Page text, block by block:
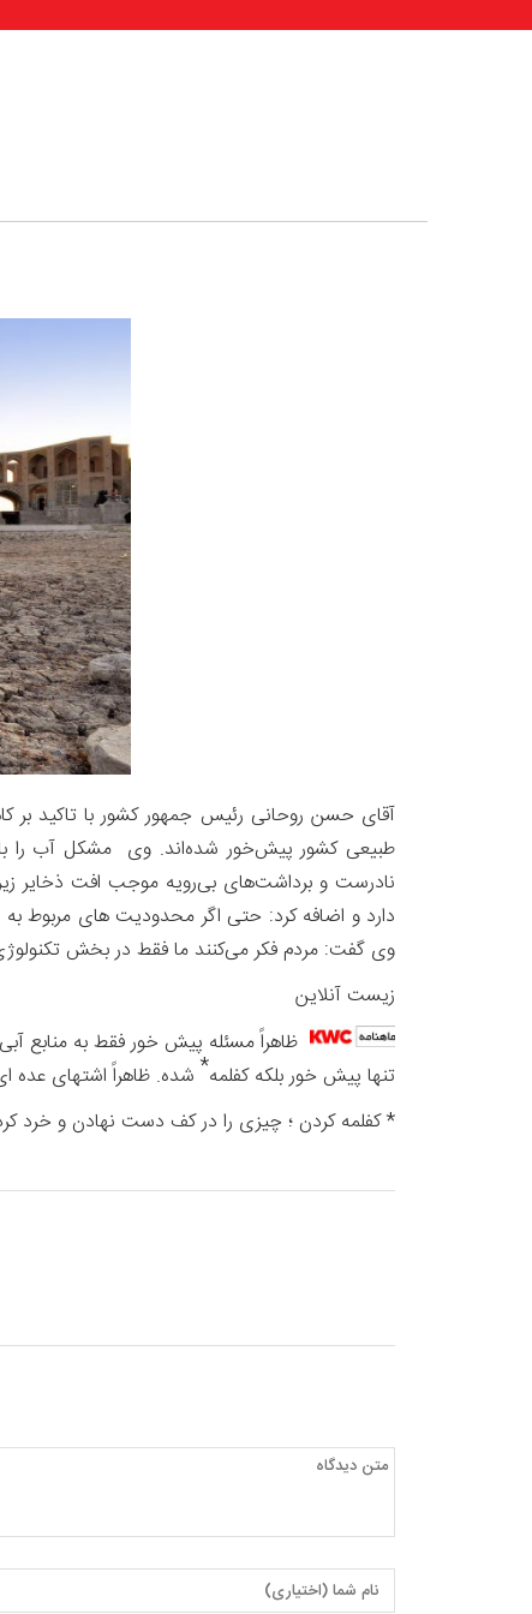
آقای حسن روحانی رئیس جمهور کشور با تاکید بر
طبیعی کشور پیش‌خور شده‌اند. وی مشکل آب را با
نادرست و برداشت‌های بی‌رویه موجب افت ذخایر
دارد و اضافه کرد: حتی اگر محدودیت ‌های مربوط به
وی گفت: مردم فکر می‌کنند ما فقط در بخش
زیست آنلاین
ظاهراً مسئله پیش خور فقط به منابع
تنها پیش خور بلکه کفلمه* شده. ظاهراً اشتهای عده
* کفلمه کردن ؛ چیزی را در کف دست نهادن و خرد